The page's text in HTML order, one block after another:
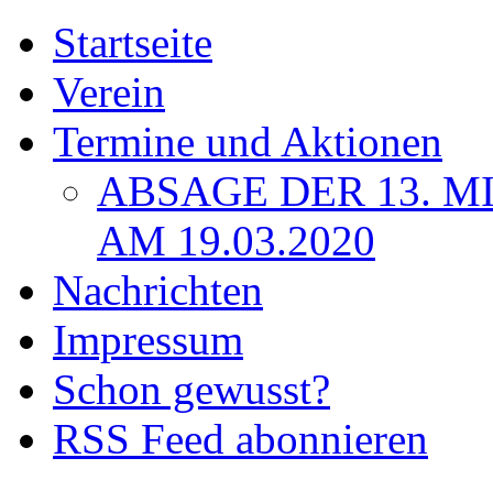
Startseite
Verein
Termine und Aktionen
ABSAGE DER 13.
AM 19.03.2020
Nachrichten
Impressum
Schon gewusst?
RSS Feed abonnieren